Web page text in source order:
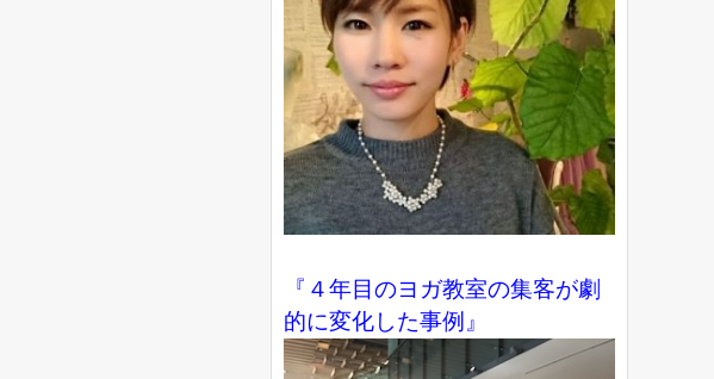
『４年目のヨガ教室の集客が劇
的に変化した事例』